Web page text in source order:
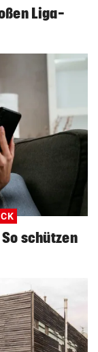
Liga-
schützen